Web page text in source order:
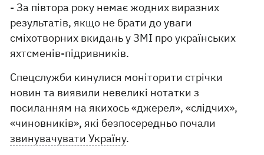
- За півтора року немає жодних виразних
результатів, якщо не брати до уваги
сміхотворних вкидань у ЗМІ про українських
яхтсменів-підривників.
Спецслужби кинулися моніторити стрічки
новин та виявили невеликі нотатки з
посиланням на якихось «джерел», «слідчих»,
«чиновників», які безпосередньо почали
звинувачувати Україну.